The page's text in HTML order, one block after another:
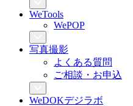
WeTools
WePOP
写真撮影
よくある質問
ご相談・お申込
WeDOKデジラボ